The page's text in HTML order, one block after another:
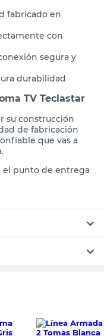
fabricado en
con
segura y
durabilidad
TV Teclastar
su construcción
de fabricación
que vas a
el punto de entrega